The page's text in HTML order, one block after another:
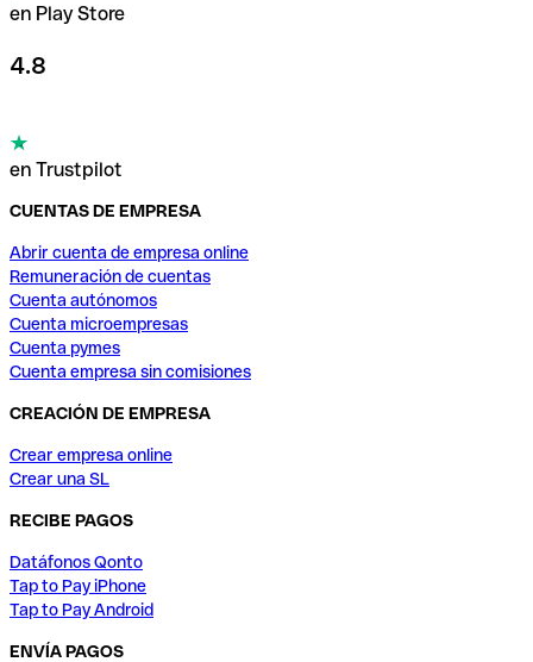
en Play Store
4.8
en Trustpilot
CUENTAS DE EMPRESA
Abrir cuenta de empresa online
Remuneración de cuentas
Cuenta autónomos
Cuenta microempresas
Cuenta pymes
Cuenta empresa sin comisiones
CREACIÓN DE EMPRESA
Crear empresa online
Crear una SL
RECIBE PAGOS
Datáfonos Qonto
Tap to Pay iPhone
Tap to Pay Android
ENVÍA PAGOS